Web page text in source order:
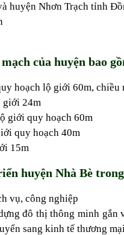
huyện Nhơn Trạch tỉnh
của huyện bao
hoạch lộ giới 60m, chiều
giới 24m
giới quy hoạch 60m
quy hoạch 40m
15m
huyện Nhà Bè
vụ, công nghiệp
đô thị thông minh gắn
sang kinh tế thương